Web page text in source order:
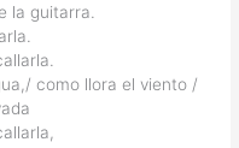
la guitarra.
como llora el viento /